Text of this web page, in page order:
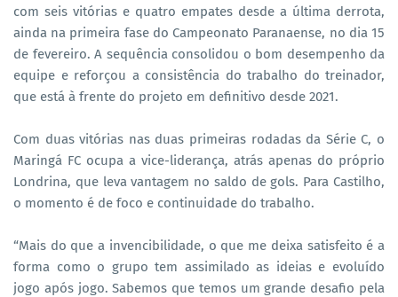
com seis vitórias e quatro empates desde a última derrota,
ainda na primeira fase do Campeonato Paranaense, no dia 15
de fevereiro. A sequência consolidou o bom desempenho da
equipe e reforçou a consistência do trabalho do treinador,
que está à frente do projeto em definitivo desde 2021.
Com duas vitórias nas duas primeiras rodadas da Série C, o
Maringá FC ocupa a vice-liderança, atrás apenas do próprio
Londrina, que leva vantagem no saldo de gols. Para Castilho,
o momento é de foco e continuidade do trabalho.
“Mais do que a invencibilidade, o que me deixa satisfeito é a
forma como o grupo tem assimilado as ideias e evoluído
jogo após jogo. Sabemos que temos um grande desafio pela